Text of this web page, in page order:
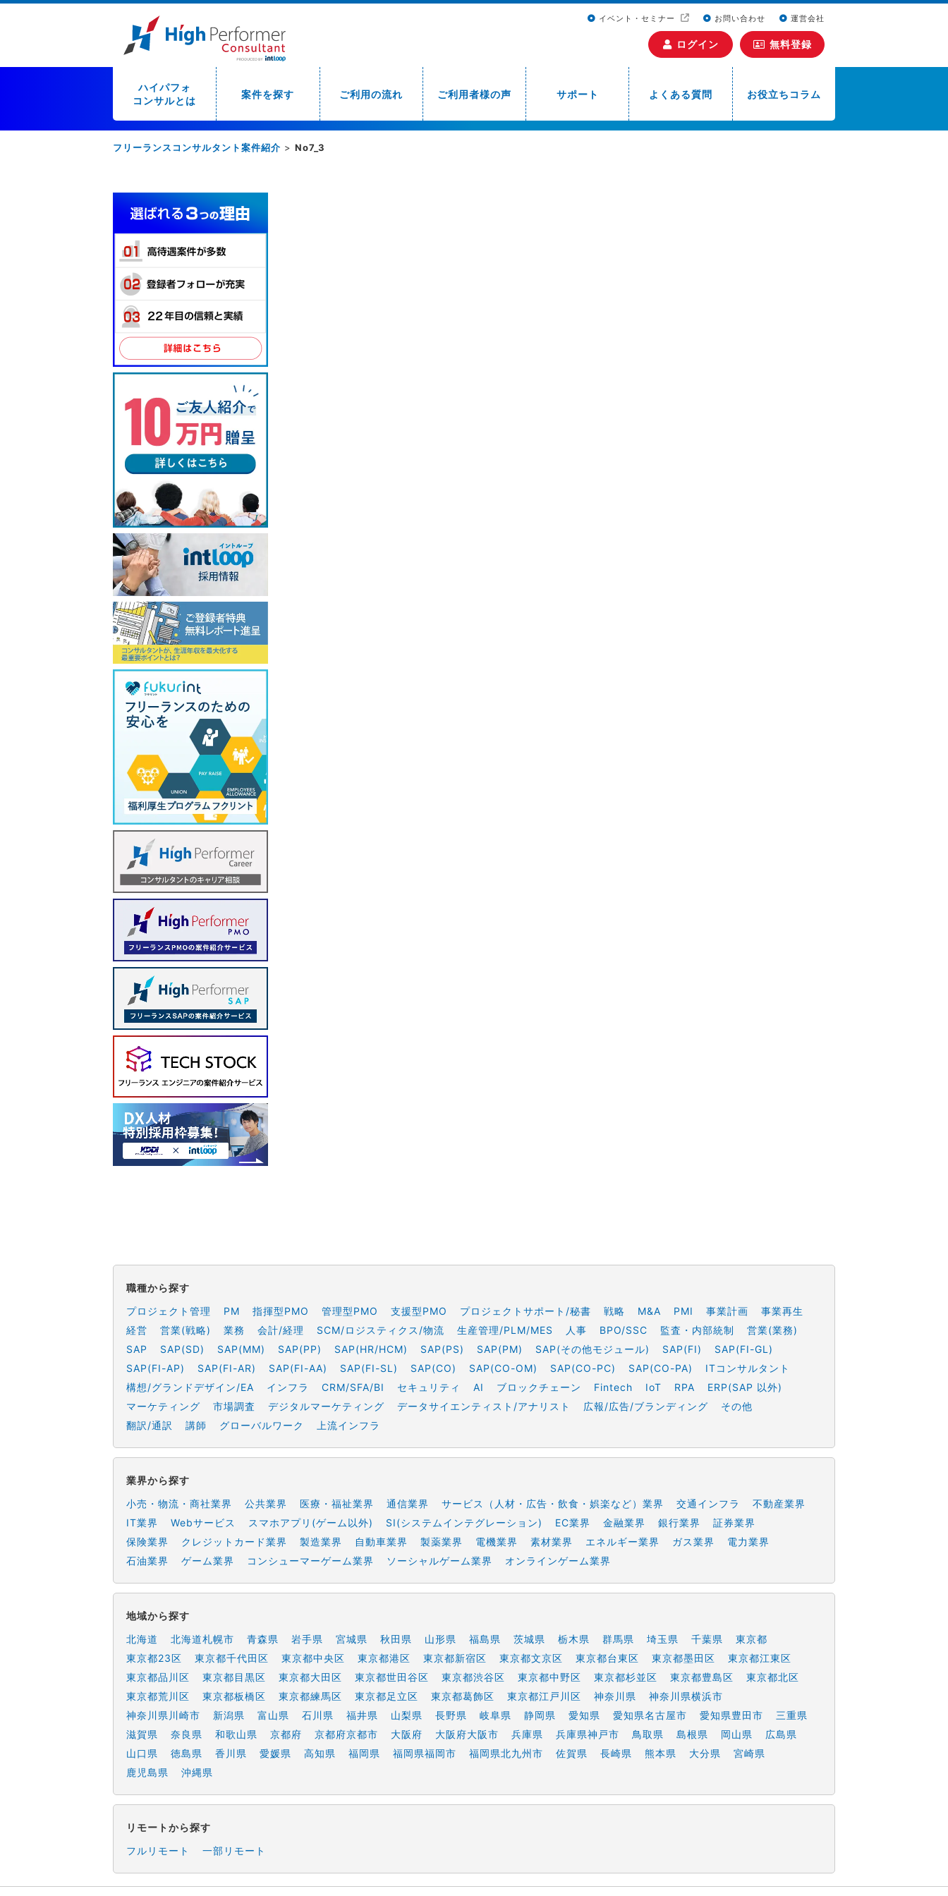
イベント・セミナー お問い合わせ 運営会社
ログイン 無料登録
ハイパフォ
コンサルとは
案件を探す ご利用の流れ ご利用者様の声 サポート よくある質問 お役立ちコラム
フリーランスコンサルタント案件紹介 > No7_3
職種から探す
プロジェクト管理
PM 指揮型PMO 管理型PMO 支援型PMO プロジェクトサポート/秘書 戦略 M&A PMI 事業計画
事業再生
経営
営業(戦略) 業務 会計/経理 SCM/ロジスティクス/物流 生産管理/PLM/MES 人事 BPO/SSC 監査・内部統制
営業(業務)
SAP
SAP(SD) SAP(MM) SAP(PP) SAP(HR/HCM) SAP(PS) SAP(PM) SAP(その他モジュール) SAP(FI)
SAP(FI-GL)
SAP(FI-AP)
SAP(FI-AR) SAP(FI-AA) SAP(FI-SL) SAP(CO) SAP(CO-OM) SAP(CO-PC) SAP(CO-PA)
ITコンサルタント
構想/グランドデザイン/EA
インフラ CRM/SFA/BI セキュリティ AI ブロックチェーン Fintech IoT RPA
ERP(SAP 以外)
マーケティング
市場調査 デジタルマーケティング データサイエンティスト/アナリスト 広報/広告/ブランディング
その他
翻訳/通訳
講師 グローバルワーク 上流インフラ
業界から探す
小売・物流・商社業界
公共業界 医療・福祉業界 通信業界 サービス（人材・広告・飲食・娯楽など）業界 交通インフラ
不動産業界
IT業界
Webサービス スマホアプリ(ゲーム以外) SI(システムインテグレーション) EC業界 金融業界 銀行業界
証券業界
保険業界
クレジットカード業界 製造業界 自動車業界 製薬業界 電機業界 素材業界 エネルギー業界 ガス業界
電力業界
石油業界
ゲーム業界 コンシューマーゲーム業界 ソーシャルゲーム業界 オンラインゲーム業界
地域から探す
北海道
北海道札幌市 青森県 岩手県 宮城県 秋田県 山形県 福島県 茨城県 栃木県 群馬県 埼玉県 千葉県
東京都
東京都23区
東京都千代田区 東京都中央区 東京都港区 東京都新宿区 東京都文京区 東京都台東区 東京都墨田区
東京都江東区
東京都品川区
東京都目黒区 東京都大田区 東京都世田谷区 東京都渋谷区 東京都中野区 東京都杉並区 東京都豊島区
東京都北区
東京都荒川区
東京都板橋区 東京都練馬区 東京都足立区 東京都葛飾区 東京都江戸川区 神奈川県
神奈川県横浜市
神奈川県川崎市
新潟県 富山県 石川県 福井県 山梨県 長野県 岐阜県 静岡県 愛知県 愛知県名古屋市 愛知県豊田市
三重県
滋賀県
奈良県 和歌山県 京都府 京都府京都市 大阪府 大阪府大阪市 兵庫県 兵庫県神戸市 鳥取県 島根県 岡山県
広島県
山口県
徳島県 香川県 愛媛県 高知県 福岡県 福岡県福岡市 福岡県北九州市 佐賀県 長崎県 熊本県 大分県
宮崎県
鹿児島県
沖縄県
リモートから探す
フルリモート
一部リモート